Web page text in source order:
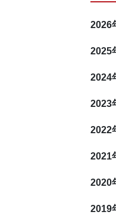
2026
2025
2024
2023
2022
2021
2020
2019